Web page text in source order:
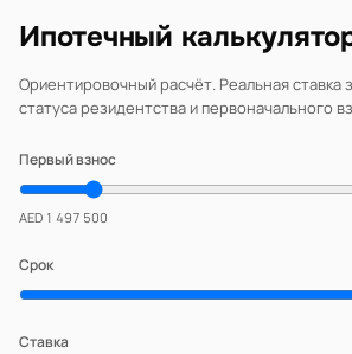
Ипотечный
Ориентировочный расчёт. Реальная ставка
статуса резидентства и первоначального
Первый взнос
AED 1 497 500
Срок
Ставка